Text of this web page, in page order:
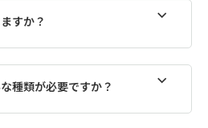
すか？
種類が必要ですか？